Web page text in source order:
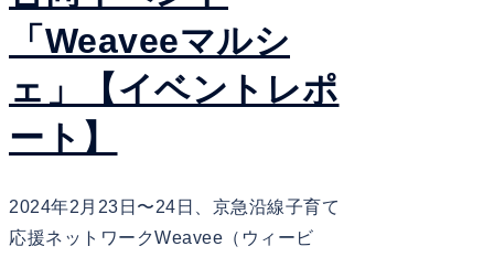
「Weaveeマルシ
ェ」【イベントレポ
ート】
2024年2月23日〜24日、京急沿線子育て
応援ネットワークWeavee（ウィービ